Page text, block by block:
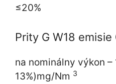
≤20%
Prity G W18 emisie
na nominálny výkon –
13%)mg/Nm 3